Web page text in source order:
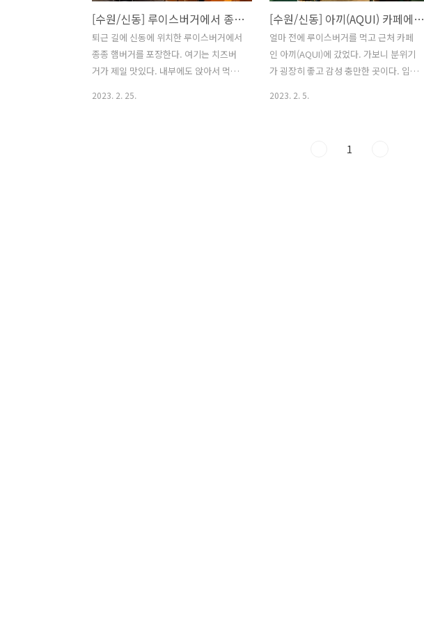
[수원/신동] 루이스버거에서 종종 햄버거를 포장한다.
퇴근 길에 신동에 위치한 루이스버거에서
종종 햄버거를 포장한다. 여기는 치즈버
거가 제일 맛있다. 내부에도 앉아서 먹을
2023. 2. 25.
[수원/신동] 아끼(AQUI) 카페에 다녀왔다.
얼마 전에 루이스버거를 먹고 근처 카페
인 아끼(AQUI)에 갔었다. 가보니 분위기
가 굉장히 좋고 감성 충만한 곳이다. 입구
하러 올 일이 있다면 카페 아끼에 가는 것
2023. 2. 5.
1